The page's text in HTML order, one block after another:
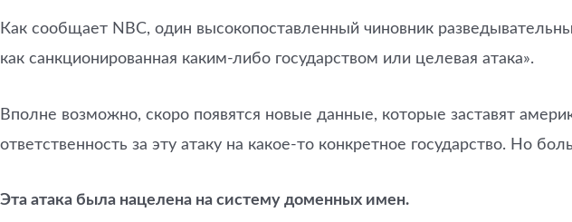
Как сообщает NBC, один высокопоставленный чиновник
как санкционированная каким-либо государством или целевая атака».
Вполне возможно, скоро появятся новые данные, которые заставят
ответственность за эту атаку на какое-то конкретное государство. Но
Эта атака была нацелена на систему доменных имен.